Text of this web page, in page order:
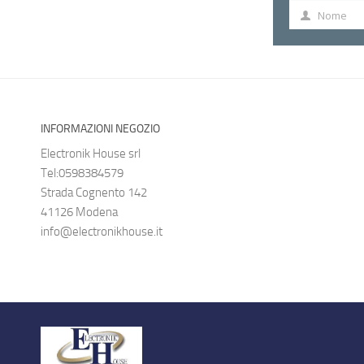
Nome
Nome
INFORMAZIONI NEGOZIO
Electronik House srl
Tel:0598384579
Strada Cognento 142
41126 Modena
info@electronikhouse.it